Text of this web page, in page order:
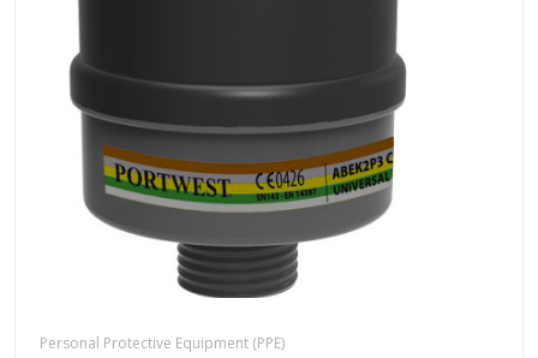
Personal Protective Equipment (PPE)